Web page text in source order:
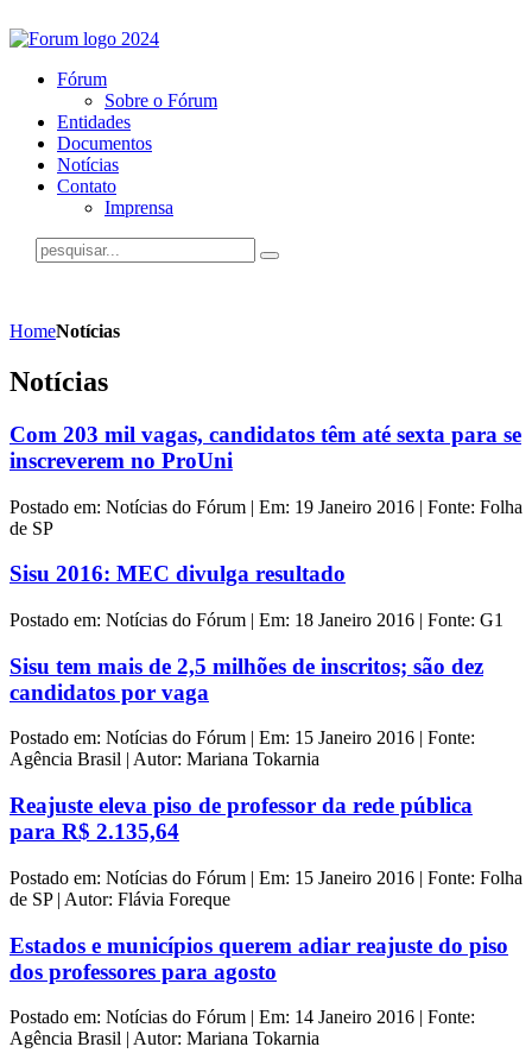
Fórum
Sobre o Fórum
Entidades
Documentos
Notícias
Contato
Imprensa
HomeNotícias
Notícias
Com 203 mil vagas, candidatos têm até sexta para se
inscreverem no ProUni
Postado em: Notícias do Fórum | Em: 19 Janeiro 2016 | Fonte: Folha
de SP
Sisu 2016: MEC divulga resultado
Postado em: Notícias do Fórum | Em: 18 Janeiro 2016 | Fonte: G1
Sisu tem mais de 2,5 milhões de inscritos; são dez
candidatos por vaga
Postado em: Notícias do Fórum | Em: 15 Janeiro 2016 | Fonte:
Agência Brasil | Autor: Mariana Tokarnia
Reajuste eleva piso de professor da rede pública
para R$ 2.135,64
Postado em: Notícias do Fórum | Em: 15 Janeiro 2016 | Fonte: Folha
de SP | Autor: Flávia Foreque
Estados e municípios querem adiar reajuste do piso
dos professores para agosto
Postado em: Notícias do Fórum | Em: 14 Janeiro 2016 | Fonte:
Agência Brasil | Autor: Mariana Tokarnia